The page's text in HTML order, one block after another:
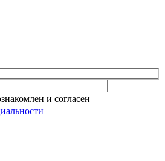
и согласен